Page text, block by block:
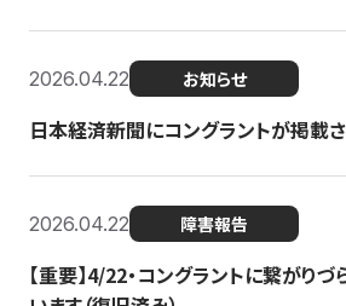
2026.04.22 お知らせ
日本経済新聞にコングラントが掲載
2026.04.22 障害報告
【重要】4/22・コングラントに繋がり